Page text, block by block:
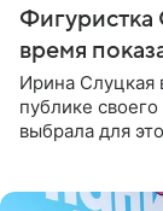
Фигуристка
время
Ирина Слуцкая
публике
выбрала для